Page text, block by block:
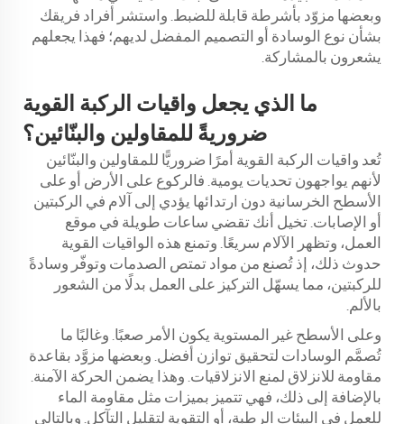
وبعضها مزوّد بأشرطة قابلة للضبط. واستشر أفراد فريقك
بشأن نوع الوسادة أو التصميم المفضل لديهم؛ فهذا يجعلهم
يشعرون بالمشاركة.
ما الذي يجعل واقيات الركبة القوية
ضروريةً للمقاولين والبنّائين؟
تُعد واقيات الركبة القوية أمرًا ضروريًّا للمقاولين والبنّائين
لأنهم يواجهون تحديات يومية. فالركوع على الأرض أو على
الأسطح الخرسانية دون ارتدائها يؤدي إلى آلام في الركبتين
أو الإصابات. تخيل أنك تقضي ساعات طويلة في موقع
العمل، وتظهر الآلام سريعًا. وتمنع هذه الواقيات القوية
حدوث ذلك، إذ تُصنع من مواد تمتص الصدمات وتوفّر وسادةً
للركبتين، مما يسهّل التركيز على العمل بدلًا من الشعور
بالألم.
وعلى الأسطح غير المستوية يكون الأمر صعبًا. وغالبًا ما
تُصمَّم الوسادات لتحقيق توازن أفضل. وبعضها مزوَّد بقاعدة
مقاومة للانزلاق لمنع الانزلاقيات. وهذا يضمن الحركة الآمنة.
بالإضافة إلى ذلك، فهي تتميز بميزات مثل مقاومة الماء
للعمل في البيئات الرطبة، أو التقوية لتقليل التآكل. وبالتالي